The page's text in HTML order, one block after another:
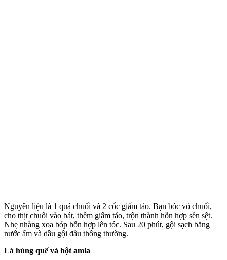
Nguyên liệu là 1 quả chuối và 2 cốc giấm táo. Bạn bóc vỏ chuối,
cho thịt chuối vào bát, thêm giấm táo, trộn thành hỗn hợp sền sệt.
Nhẹ nhàng xoa bóp hỗn hợp lên tóc. Sau 20 phút, gội sạch bằng
nước ấm và dầu gội đầu thông thường.
Lá húng quế và bột amla